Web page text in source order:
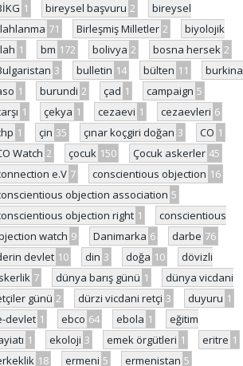
1 bireysel başvuru 2
bireysel
71 Birleşmiş Milletler 2
biyolojik
1 bm 172 bolivya 2 bosna hersek 2
3 bulletin 14 bülten 11
burkina
1 burundi 2 çad 1 campaign 5
1 çekya 1 cezaevi 1 cezaevleri 6
1 çin 35 çınar koçgiri doğan 3 CO 1
Watch 2 çocuk 150 Çocuk askerler 45
e.V 7 conscientious objection 16
objection association 5
objection right 1
conscientious
watch 9 Danimarka 6 darbe 76
devlet 10 din 3 doğa 10
dövizli
7 dünya barış günü 1
dünya vicdani
günü 2 dürzi vicdani retçi 3 duyuru 1
devlet 1 ebco 64 ebola 1
eğitim
1 ekoloji 3 emek örgütleri 1 eritre 1
18 ermeni 5 ermenistan 5